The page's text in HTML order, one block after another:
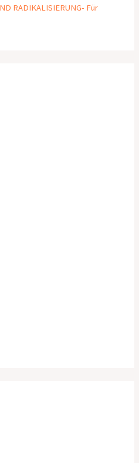
RADIKALISIERUNG- Für